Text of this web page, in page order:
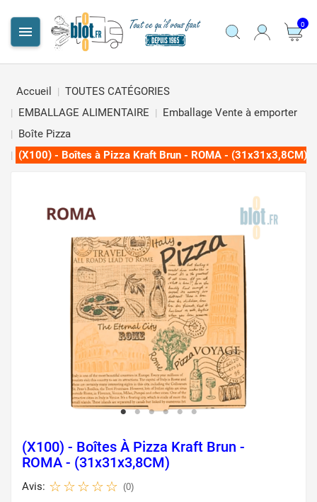
 0
Accueil
TOUTES CATÉGORIES
EMBALLAGE ALIMENTAIRE
Emballage Vente à emporter
Boîte Pizza
(X100) - Boîtes à Pizza Kraft Brun - ROMA - (31x31x3,8CM)
(X100) - Boîtes À Pizza Kraft Brun -
ROMA - (31x31x3,8CM)
Avis: (0)